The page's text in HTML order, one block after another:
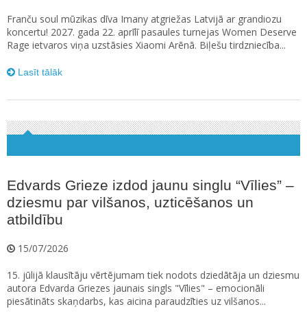
Franču soul mūzikas dīva Imany atgriežas Latvijā ar grandiozu
koncertu! 2027. gada 22. aprīlī pasaules turnejas Women Deserve
Rage ietvaros viņa uzstāsies Xiaomi Arēnā. Biļešu tirdzniecība...
Lasīt tālāk
Edvards Grieze izdod jaunu singlu “Vīlies” –
dziesmu par vilšanos, uzticēšanos un
atbildību
15/07/2026
15. jūlijā klausītāju vērtējumam tiek nodots dziedātāja un dziesmu
autora Edvarda Griezes jaunais singls "Vīlies" – emocionāli
piesātināts skaņdarbs, kas aicina paraudzīties uz vilšanos...